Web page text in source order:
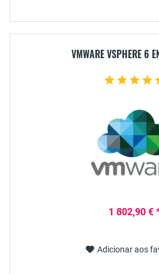
VMWARE VSPHERE 6
1 802,90 €
Adicionar aos